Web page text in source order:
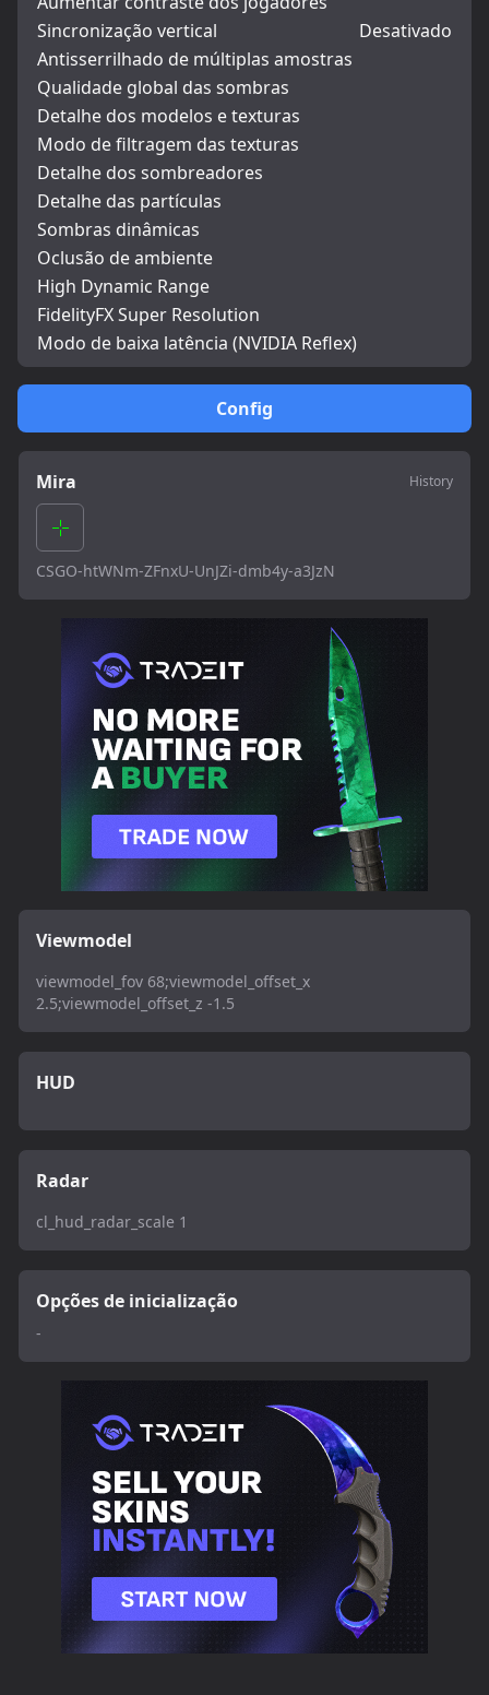
Config
Mira History
CSGO-htWNm-ZFnxU-UnJZi-dmb4y-a3JzN
Viewmodel
viewmodel_fov 68;viewmodel_offset_x
2.5;viewmodel_offset_z -1.5
HUD
Radar
cl_hud_radar_scale 1
Opções de inicialização
-
Sincronização vertical
Desativado
Antisserrilhado de múltiplas amostras
Qualidade global das sombras
Detalhe dos modelos e texturas
Modo de filtragem das texturas
Detalhe dos sombreadores
Detalhe das partículas
Sombras dinâmicas
Oclusão de ambiente
High Dynamic Range
FidelityFX Super Resolution
Modo de baixa latência (NVIDIA Reflex)